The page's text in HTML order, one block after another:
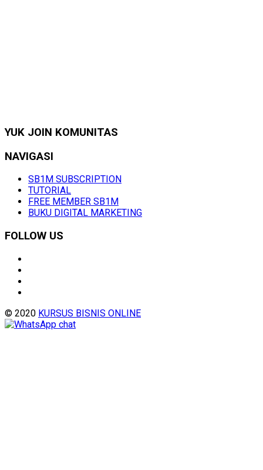
YUK JOIN KOMUNITAS
NAVIGASI
SB1M SUBSCRIPTION
TUTORIAL
FREE MEMBER SB1M
BUKU DIGITAL MARKETING
FOLLOW US
© 2020 KURSUS BISNIS ONLINE